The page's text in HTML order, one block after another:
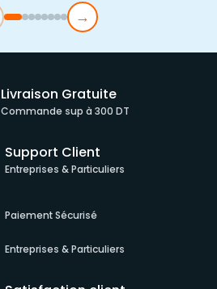
→
Livraison Gratuite
Commande sup à 300 DT
Support Client
Entreprises & Particuliers
Paiement Sécurisé
Entreprises & Particuliers